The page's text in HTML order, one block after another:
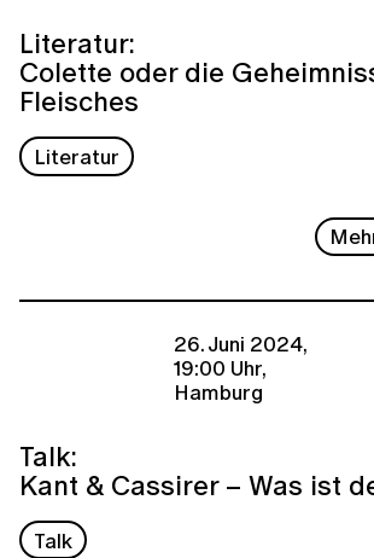
Literatur:
Colette oder die
Fleisches
Literatur
26. Juni 2024,
19:00 Uhr,
Hamburg
Talk:
Kant & Cassirer – Was ist
Talk